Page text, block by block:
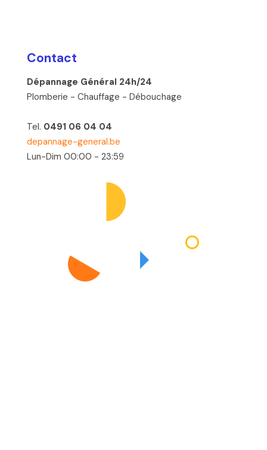
Contact
Dépannage Général 24h/24
Plomberie - Chauffage - Débouchage
Tel. 0491 06 04 04
depannage-general.be
Lun-Dim 00:00 - 23:59